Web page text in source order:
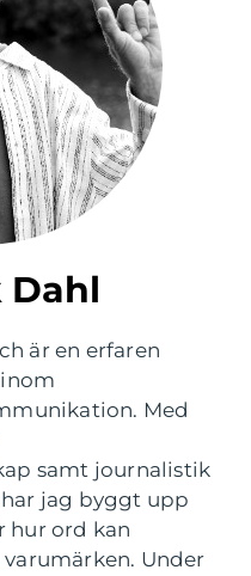
Dahl
är en erfaren
Med
samt journalistik
jag byggt upp
hur ord kan
varumärken. Under